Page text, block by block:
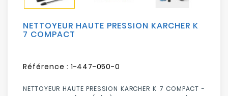
Loisirs
NETTOYEUR HAUTE PRESSION KARCHER K
7 COMPACT
Référence : 1-447-050-0
NETTOYEUR HAUTE PRESSION KARCHER K 7 COMPACT -